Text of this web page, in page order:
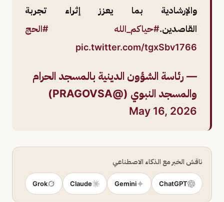
والإرشادية بما يعزز إثراء تجربة
القاصدين.#حياكم_الله
#الحج
pic.twitter.com/tgxSbv1766
— رئاسة الشؤون الدينية بالمسجد الحرام
والمسجد النبوي (@PRAGOVSA)
May 16, 2026
ناقش الخبر مع الذكاء الاصطناعي
ChatGPT
Gemini
Claude
Grok